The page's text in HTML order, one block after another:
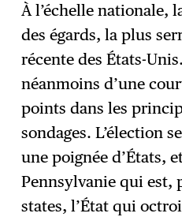
À l’échelle nationale,
des égards, la plus
récente des États-
néanmoins d’une
points dans les
sondages. L’élection
une poignée d’États,
Pennsylvanie qui est,
states, l’État qui